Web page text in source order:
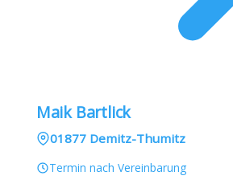
Maik Bartlick
01877 Demitz-Thumitz
Termin nach Vereinbarung